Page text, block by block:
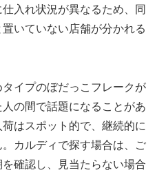
入れ状況が異なるため、同
いていない店舗が分かれる
イプのぼだっこフレークが
の間で話題になることがあ
はスポット的で、継続的に
カルディで探す場合は、ご
確認し、見当たらない場合